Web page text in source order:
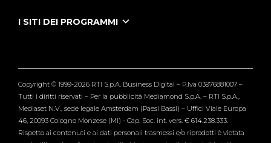
Tutti i servizi
I SITI DEI PROGRAMMI
Verissimo
Copyright © 1999-2026 RTI S.p.A. Business Digital – P.Iva 03976881007 –
Tutti i diritti riservati – Per la pubblicità Mediamond S.p.A. – RTI S.p.A.,
Mediaset N.V., sede legale Amsterdam (Paesi Bassi) – Uffici Viale Europa
46, 20093 Cologno Monzese (MI) - Cap. Soc. int. vers. € 614.238.333.
Rispetto ai contenuti e ai dati personali trasmessi e/o riprodotti è vietata